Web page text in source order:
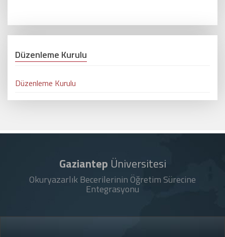
Düzenleme Kurulu
Düzenleme Kurulu
Gaziantep Üniversitesi
Okuryazarlık Becerilerinin Öğretim Sürecine
Entegrasyonu